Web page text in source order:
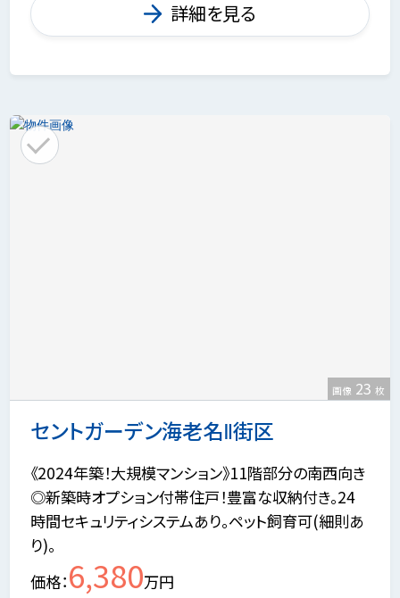
詳細を見る
セントガーデン海老名Ⅱ街区
画像 23 枚
《2024年築！大規模マンション》11階部分の南西向き
◎新築時オプション付帯住戸！豊富な収納付き。24
時間セキュリティシステムあり。ペット飼育可(細則あ
り)。
価格 6,380万円